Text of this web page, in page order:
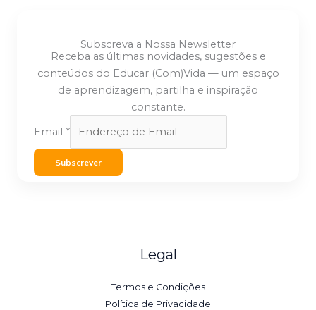
Subscreva a Nossa Newsletter
Receba as últimas novidades, sugestões e
conteúdos do Educar (Com)Vida — um espaço
de aprendizagem, partilha e inspiração
constante.
Email *
Subscrever
Legal
Termos e Condições
Política de Privacidade